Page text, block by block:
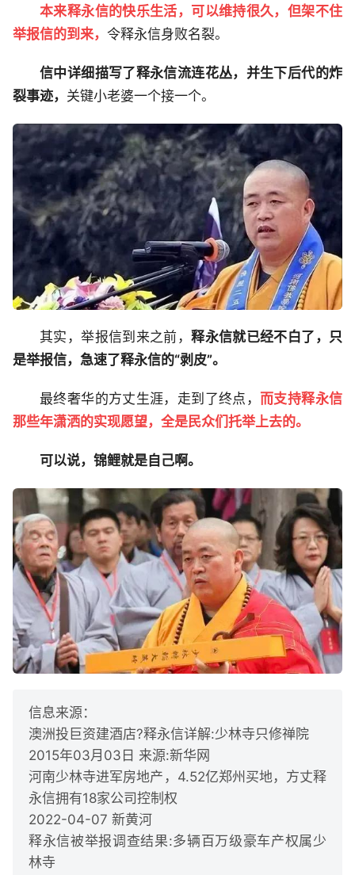
本来释永信的快乐生活，可以维持很久，但架不住
举报信的到来， 令释永信身败名裂。
信中详细描写了释永信流连花丛，并生下后代的炸
裂事迹， 关键小老婆一个接一个。
其实，举报信到来之前，释永信就已经不白了，只
是举报信，急速了释永信的“剥皮”。
最终奢华的方丈生涯，走到了终点， 而支持释永信
那些年潇洒的实现愿望，全是民众们托举上去的。
可以说，锦鲤就是自己啊。
信息来源：
澳洲投巨资建酒店?释永信详解:少林寺只修禅院
2015年03月03日 来源:新华网
河南少林寺进军房地产，4.52亿郑州买地，方丈释
永信拥有18家公司控制权
2022-04-07 新黄河
释永信被举报调查结果:多辆百万级豪车产权属少
林寺